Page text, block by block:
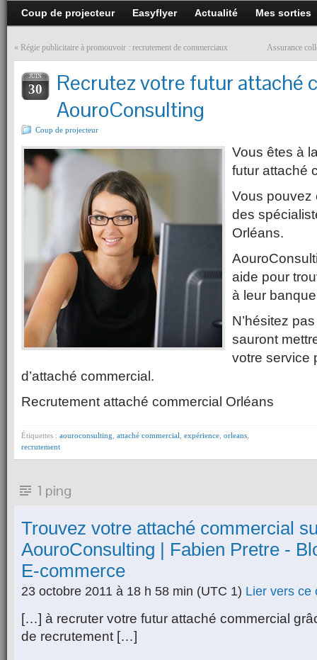
Coup de projecteur Easyflyer Actualité Mes sorties
« Régie publicitaire à promouvoir : recrutement de commerciaux Assurance
JUIN
30
Recrutez votre futur attaché
AouroConsulting
Coup de projecteur
Vous êtes à
futur attaché
Vous pouvez
des
Orléans.
aide pour
à leur
N’hésitez
sauront
votre service
d’attaché commercial.
Recrutement attaché commercial Orléans
Étiquettes : aouroconsulting attaché commercial expérience orleans
recrutement
1 ping
Trouvez votre attaché commercial
AouroConsulting | Fabien Pretre -
E-commerce
23 octobre 2011 à 18 h 58 min (UTC 1) Lier vers ce
[…] à recruter votre futur attaché commercial
de recrutement […]